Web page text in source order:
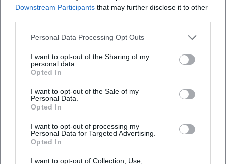
Downstream Participants that may further disclose it to other
Personal Data Processing Opt Outs
I want to opt-out of the Sharing of my
personal data.
Opted In
I want to opt-out of the Sale of my
Personal Data.
Opted In
I want to opt-out of processing my
Personal Data for Targeted Advertising.
Opted In
I want to opt-out of Collection, Use,
Wie viel kostet der Eintritt?
Gibt es einen festen Filmtitel im Vorfeld?
Ist die Veranstaltung indoor?